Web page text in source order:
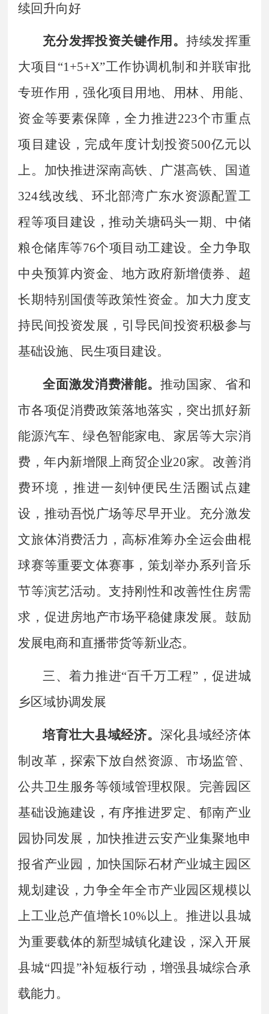
续回升向好
充分发挥投资关键作用。 持续发挥重
大项目 “1+5+X”工作协调机制和并联审批
专班作用，强化项目用地、用林、用能、
资金等要素保障，全力推进223个市重点
项目建设，完成年度计划投资500亿元以
上。加快推进深南高铁、广湛高铁、国道
324线改线、环北部湾广东水资源配置工
程等项目建设，推动关塘码头一期、中储
粮仓储库等76个项目动工建设。全力争取
中央预算内资金、地方政府新增债券、超
长期特别国债等政策性资金。加大力度支
持民间投资发展，引导民间投资积极参与
基础设施、民生项目建设。
全面激发消费潜能。 推动国家、省和
市各项促消费政策落地落实，突出抓好新
能源汽车、绿色智能家电、家居等大宗消
费，年内新增限上商贸企业20家。改善消
费环境，推进一刻钟便民生活圈试点建
设，推动吾悦广场等尽早开业。充分激发
文旅体消费活力，高标准筹办全运会曲棍
球赛等重要文体赛事，策划举办系列音乐
节等演艺活动。支持刚性和改善性住房需
求，促进房地产市场平稳健康发展。鼓励
发展电商和直播带货等新业态。
三、着力推进“百千万工程” ，促进城
乡区域协调发展
培育壮大县域经济。 深化县域经济体
制改革，探索下放自然资源、市场监管、
公共卫生服务等领域管理权限。完善园区
基础设施建设，有序推进罗定、郁南产业
园协同发展，加快推进云安产业集聚地申
报省产业园，加快国际石材产业城主园区
规划建设，力争全年全市产业园区规模以
上工业总产值增长 10% 以上。推进以县城
为重要载体的新型城镇化建设，深入开展
县城“四提”补短板行动，增强县城综合承
载能力。